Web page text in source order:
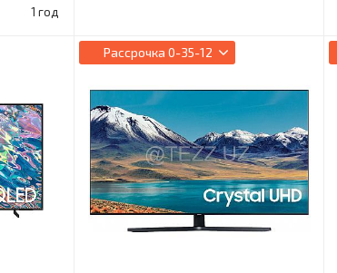
1 год
Рассрочка 0-35-12